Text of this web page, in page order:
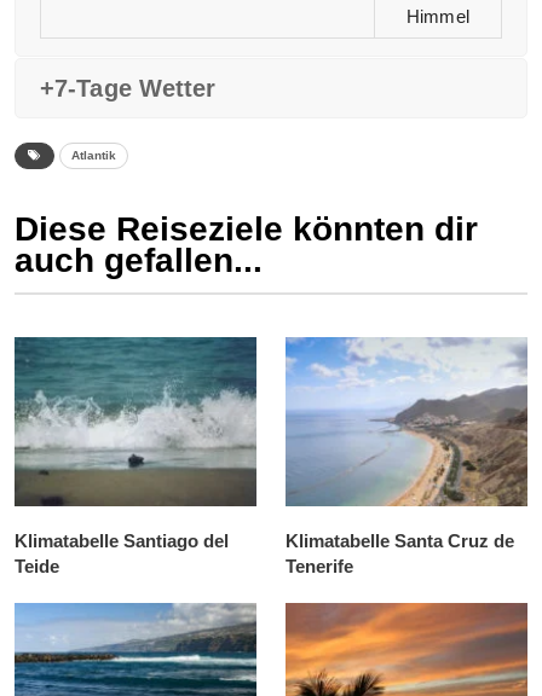
Himmel
+7-Tage Wetter
Atlantik
Diese Reiseziele könnten dir
auch gefallen...
Klimatabelle Santiago del
Teide
Klimatabelle Santa Cruz de
Tenerife